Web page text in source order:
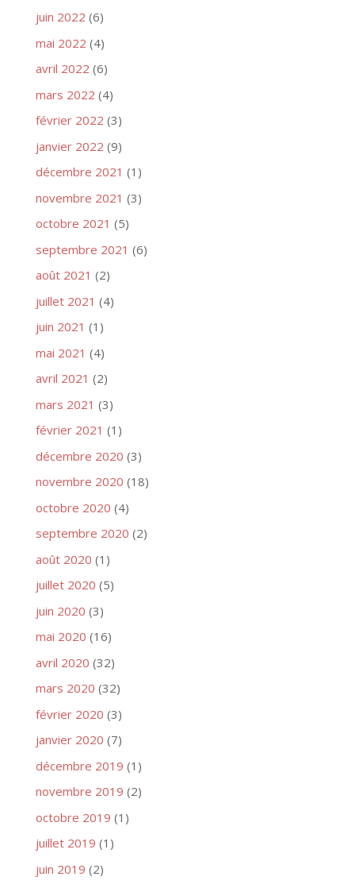
juin 2022 (6)
mai 2022 (4)
avril 2022 (6)
mars 2022 (4)
février 2022 (3)
janvier 2022 (9)
décembre 2021 (1)
novembre 2021 (3)
octobre 2021 (5)
septembre 2021 (6)
août 2021 (2)
juillet 2021 (4)
juin 2021 (1)
mai 2021 (4)
avril 2021 (2)
mars 2021 (3)
février 2021 (1)
décembre 2020 (3)
novembre 2020 (18)
octobre 2020 (4)
septembre 2020 (2)
août 2020 (1)
juillet 2020 (5)
juin 2020 (3)
mai 2020 (16)
avril 2020 (32)
mars 2020 (32)
février 2020 (3)
janvier 2020 (7)
décembre 2019 (1)
novembre 2019 (2)
octobre 2019 (1)
juillet 2019 (1)
juin 2019 (2)